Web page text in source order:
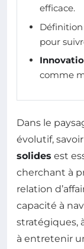
efficace.
Définition
pour
comme
Dans le
évolutif,
solides est
cherchant à
relation
capacité à
stratégiques,
à entretenir